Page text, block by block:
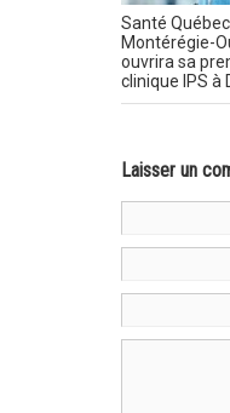
Santé Québec
Montérégie-
ouvrira sa
clinique IPS à
Laisser un